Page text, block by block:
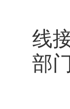
7.
线
部
8.